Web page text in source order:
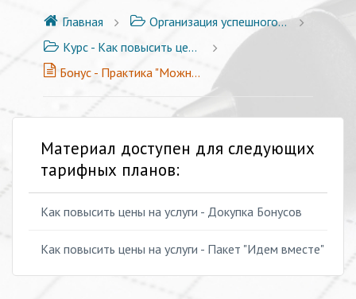
Главная
Организация успешного бизнеса
Курс - Как повысить цены на услуги - 11 видео-уроков + бонусы
Бонус - Практика "Можно"
Материал доступен для следующих
тарифных планов:
Как повысить цены на услуги - Докупка Бонусов
Как повысить цены на услуги - Пакет "Идем вместе"